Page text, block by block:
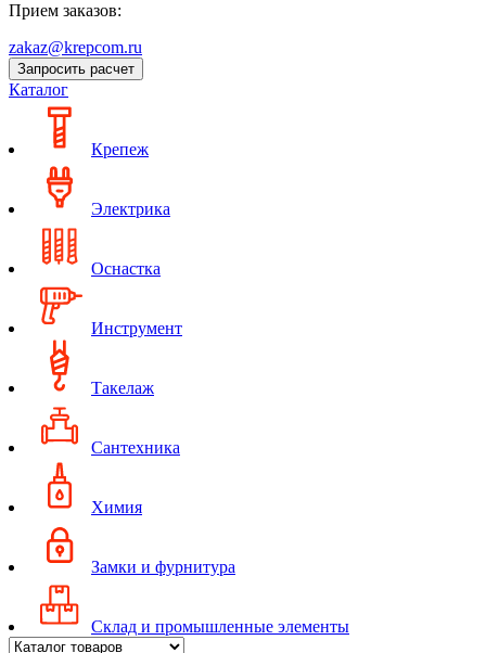
Прием заказов:
zakaz@krepcom.ru
Запросить расчет
Каталог
Крепеж
Электрика
Оснастка
Инструмент
Такелаж
Сантехника
Химия
Замки и фурнитура
Склад и промышленные элементы